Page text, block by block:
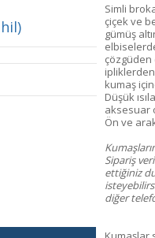
Simli
çiçek ve
gümüş
çözgüden
kumaş
Düşük
aksesuar
Ön ve
Sipariş
ettiğiniz
diğer